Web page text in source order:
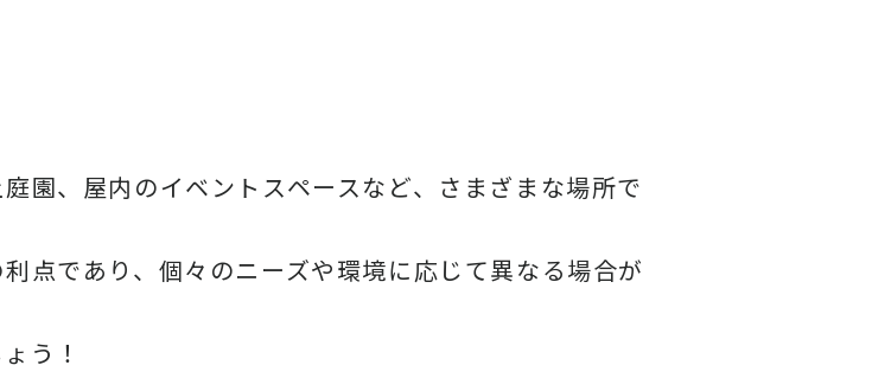
園、屋内のイベントスペースなど、さまざまな場所で
点であり、個々のニーズや環境に応じて異なる場合が
う！